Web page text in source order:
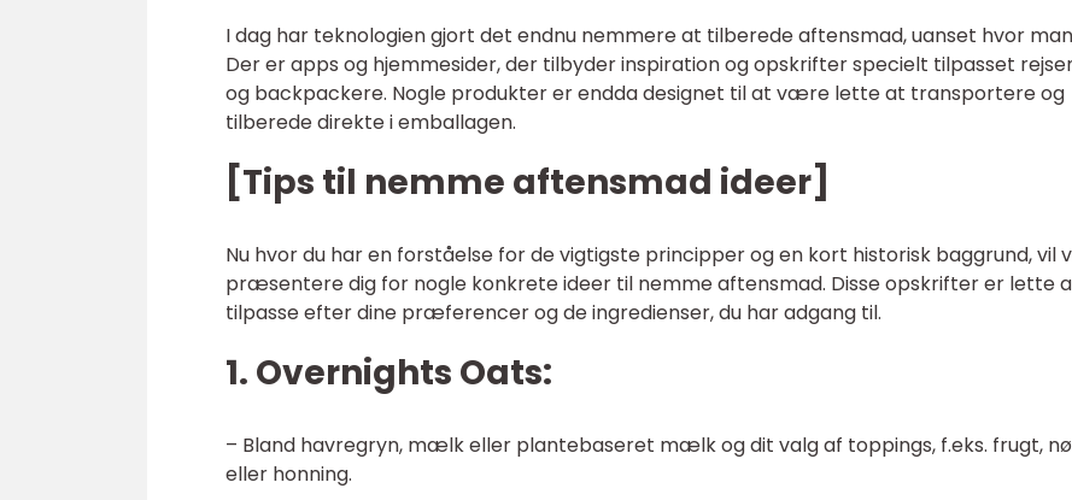
I dag har teknologien gjort det endnu nemmere at tilberede aftensmad, uanset hvor
Der er apps og hjemmesider, der tilbyder inspiration og opskrifter specielt tilpasset
og backpackere. Nogle produkter er endda designet til at være lette at transportere og
tilberede direkte i emballagen.
[Tips til nemme aftensmad ideer]
Nu hvor du har en forståelse for de vigtigste principper og en kort historisk baggrund, vil
præsentere dig for nogle konkrete ideer til nemme aftensmad. Disse opskrifter er lette
tilpasse efter dine præferencer og de ingredienser, du har adgang til.
1. Overnights Oats:
– Bland havregryn, mælk eller plantebaseret mælk og dit valg af toppings, f.eks. frugt,
eller honning.